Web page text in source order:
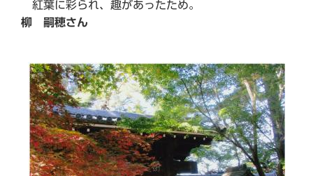
紅葉に彩られ、趣があったため。
柳 嗣穂さん